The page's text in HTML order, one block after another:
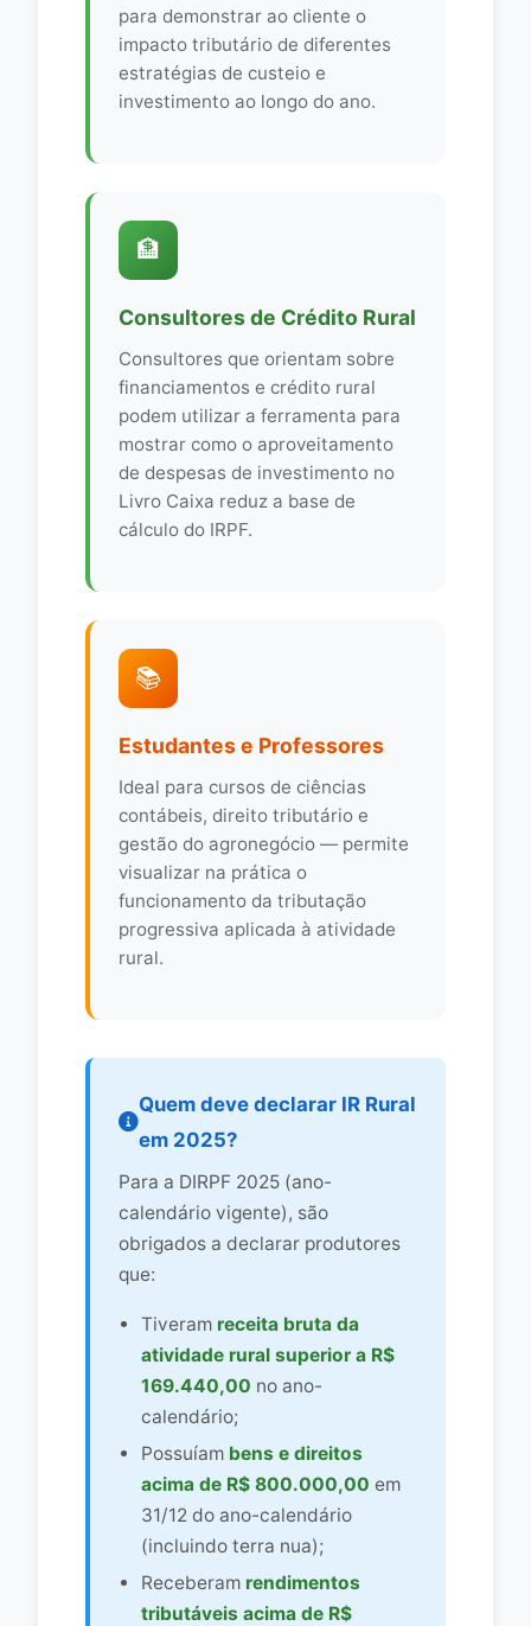
para demonstrar ao cliente o
impacto tributário de diferentes
estratégias de custeio e
investimento ao longo do ano.
🏦
Consultores de Crédito Rural
Consultores que orientam sobre
financiamentos e crédito rural
podem utilizar a ferramenta para
mostrar como o aproveitamento
de despesas de investimento no
Livro Caixa reduz a base de
cálculo do IRPF.
📚
Estudantes e Professores
Ideal para cursos de ciências
contábeis, direito tributário e
gestão do agronegócio — permite
visualizar na prática o
funcionamento da tributação
progressiva aplicada à atividade
rural.
Quem deve declarar IR Rural
em 2025?
Para a DIRPF 2025 (ano-
calendário vigente), são
obrigados a declarar produtores
que:
Tiveram receita bruta da
atividade rural superior a R$
169.440,00 no ano-
calendário;
Possuíam bens e direitos
acima de R$ 800.000,00 em
31/12 do ano-calendário
(incluindo terra nua);
Receberam rendimentos
tributáveis acima de R$